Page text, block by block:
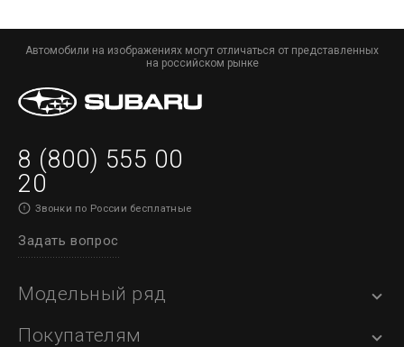
Автомобили на изображениях могут отличаться от представленных
на российском рынке
8 (800) 555 00
20
Звонки по России бесплатные
Задать вопрос
Модельный ряд
Покупателям